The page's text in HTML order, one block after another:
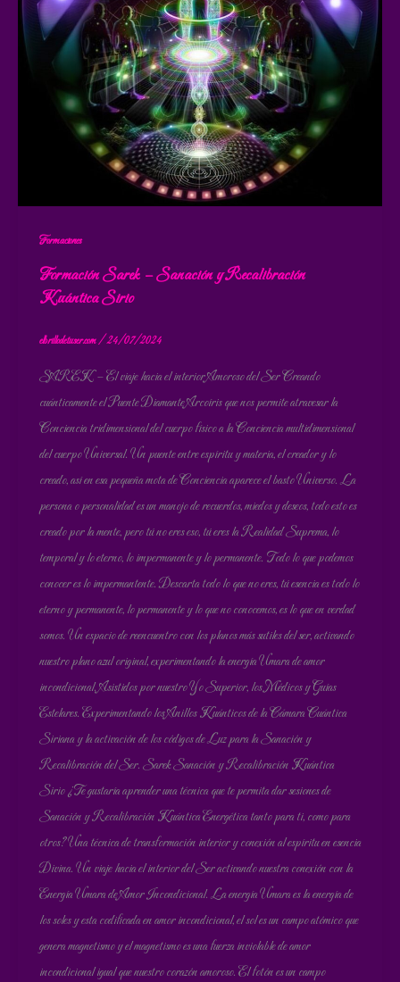
Formaciones
Formación Sarek – Sanación y Recalibración
Kuántica Sirio
elbrillodetuser.com/24/07/2024
SAREK – El viaje hacia el interior Amoroso del Ser Creando
cuánticamente el Puente Diamante Arcoíris que nos permite atravesar la
Conciencia tridimensional del cuerpo físico a la Conciencia multidimensional
del cuerpo Universal. Un puente entre espíritu y materia, el creador y lo
creado, así en esa pequeña mota de Conciencia aparece el basto Universo. La
persona o personalidad es un manojo de recuerdos, miedos y deseos, todo esto es
creado por la mente, pero tú no eres eso, tú eres la Realidad Suprema, lo
temporal y lo eterno, lo impermanente y lo permanente. Todo lo que podemos
conocer es lo impermantente. Descarta todo lo que no eres, tú esencia es todo lo
eterno y permanente, lo permanente y lo que no conocemos, es lo que en verdad
somos. Un espacio de reencuentro con los planos más sutiles del ser, activando
nuestro plano azul original, experimentando la energía Umara de amor
incondicional. Asistidos por nuestro Yo Superior, los Médicos y Guías
Estelares. Experimentando los Anillos Kuánticos de la Cámara Cuántica
Siriana y la activación de los códigos de Luz para la Sanación y
Recalibración del Ser. Sarek Sanación y Recalibración Kuántica
Sirio ¿Te gustaría aprender una técnica que te permita dar sesiones de
Sanación y Recalibración Kuántica Energética tanto para ti, como para
otros? Una técnica de transformación interior y conexión al espíritu en esencia
Divina. Un viaje hacia el interior del Ser activando nuestra conexión con la
Energía Umara de Amor Incondicional. La energía Umara es la energía de
los soles y esta codificada en amor incondicional, el sol es un campo atómico que
genera magnetismo y el magnetismo es una fuerza inviolable de amor
incondicional igual que nuestro corazón amoroso. El fotón es un campo